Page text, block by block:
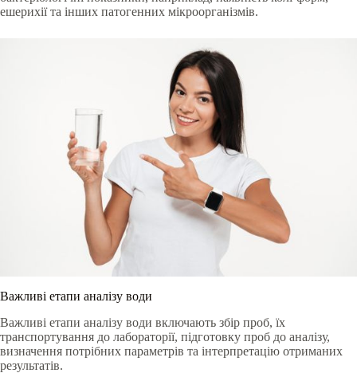
ешерихії та інших патогенних мікроорганізмів.
Важливі етапи аналізу води
Важливі етапи аналізу води включають збір проб, їх
транспортування до лабораторії, підготовку проб до аналізу,
визначення потрібних параметрів та інтерпретацію отриманих
результатів.